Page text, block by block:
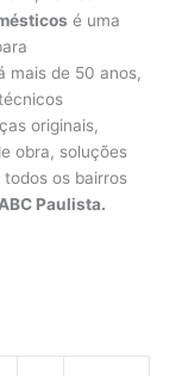
é uma
mais de 50 anos,
originais,
obra, soluções
todos os bairros
Paulista.